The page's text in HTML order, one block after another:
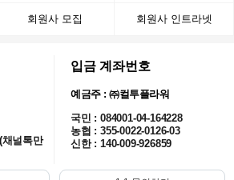
회원사 모집 회원사 인트라넷
널톡만
입금 계좌번호
예금주 : ㈜컬투플라워
국민 : 084001-04-164228
농협 : 355-0022-0126-03
신한 : 140-009-926859